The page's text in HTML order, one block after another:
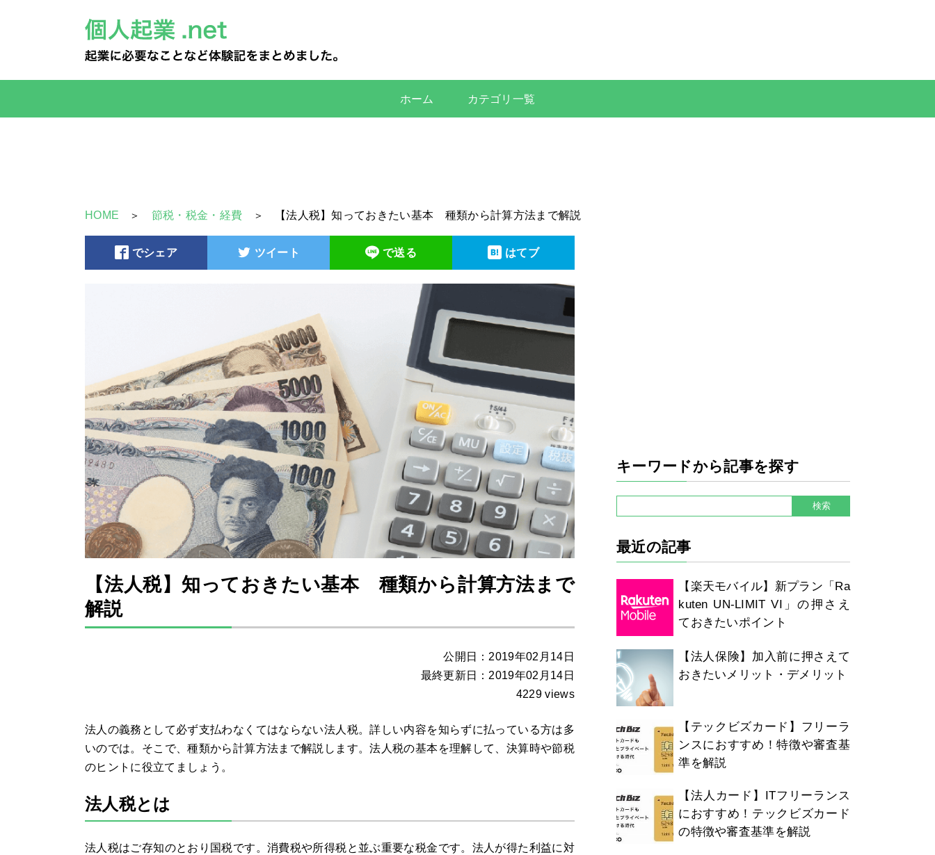
ホーム カテゴリ一覧
HOME 節税・税金・経費 【法人税】知っておきたい基本 種類から計算方法まで解説
でシェア ツイート で送る はてブ
【法人税】知っておきたい基本 種類から計算方法まで
解説
公開日：2019年02月14日
最終更新日：2019年02月14日
4229 views
法人の義務として必ず支払わなくてはならない法人税。詳しい内容を知らずに払っている方は多
いのでは。そこで、種類から計算方法まで解説します。法人税の基本を理解して、決算時や節税
のヒントに役立てましょう。
法人税とは
法人税はご存知のとおり国税です。消費税や所得税と並ぶ重要な税金です。法人が得た利益に対
キーワードから記事を探す
最近の記事
【楽天モバイル】新プラン「Ra
kuten UN-LIMIT VI」の押さえ
ておきたいポイント
【法人保険】加入前に押さえて
おきたいメリット・デメリット
【テックビズカード】フリーラ
ンスにおすすめ！特徴や審査基
準を解説
【法人カード】ITフリーランス
におすすめ！テックビズカード
の特徴や審査基準を解説